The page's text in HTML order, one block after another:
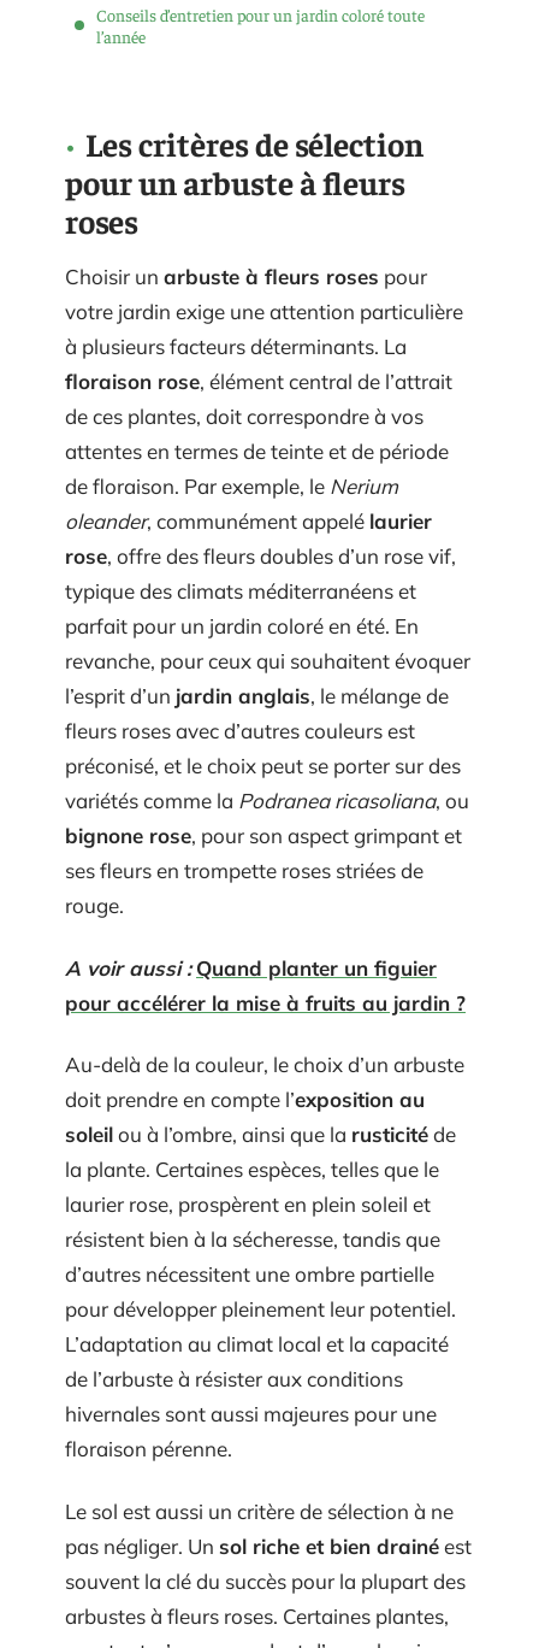
Conseils d’entretien pour un jardin coloré toute
l’année
Les critères de sélection
pour un arbuste à fleurs
roses
Choisir un arbuste à fleurs roses pour
votre jardin exige une attention particulière
à plusieurs facteurs déterminants. La
floraison rose, élément central de l’attrait
de ces plantes, doit correspondre à vos
attentes en termes de teinte et de période
de floraison. Par exemple, le Nerium
oleander, communément appelé laurier
rose, offre des fleurs doubles d’un rose vif,
typique des climats méditerranéens et
parfait pour un jardin coloré en été. En
revanche, pour ceux qui souhaitent évoquer
l’esprit d’un jardin anglais, le mélange de
fleurs roses avec d’autres couleurs est
préconisé, et le choix peut se porter sur des
variétés comme la Podranea ricasoliana, ou
bignone rose, pour son aspect grimpant et
ses fleurs en trompette roses striées de
rouge.
A voir aussi : Quand planter un figuier
pour accélérer la mise à fruits au jardin ?
Au-delà de la couleur, le choix d’un arbuste
doit prendre en compte l’exposition au
soleilou à l’ombre, ainsi que la rusticitéde
la plante. Certaines espèces, telles que le
laurier rose, prospèrent en plein soleil et
résistent bien à la sécheresse, tandis que
d’autres nécessitent une ombre partielle
pour développer pleinement leur potentiel.
L’adaptation au climat local et la capacité
de l’arbuste à résister aux conditions
hivernales sont aussi majeures pour une
floraison pérenne.
Le sol est aussi un critère de sélection à ne
pas négliger. Un sol riche et bien drainéest
souvent la clé du succès pour la plupart des
arbustes à fleurs roses. Certaines plantes,